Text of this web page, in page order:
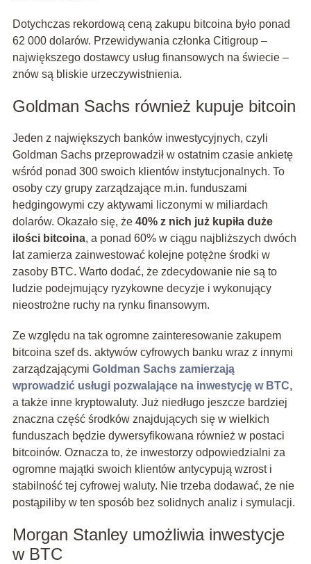
Dotychczas rekordową ceną zakupu bitcoina było ponad
62 000 dolarów. Przewidywania członka Citigroup –
największego dostawcy usług finansowych na świecie –
znów są bliskie urzeczywistnienia.
Goldman Sachs również kupuje bitcoin
Jeden z największych banków inwestycyjnych, czyli
Goldman Sachs przeprowadził w ostatnim czasie ankietę
wśród ponad 300 swoich klientów instytucjonalnych. To
osoby czy grupy zarządzające m.in. funduszami
hedgingowymi czy aktywami liczonymi w miliardach
dolarów. Okazało się, że 40% z nich już kupiła duże
ilości bitcoina, a ponad 60% w ciągu najbliższych dwóch
lat zamierza zainwestować kolejne potężne środki w
zasoby BTC. Warto dodać, że zdecydowanie nie są to
ludzie podejmujący ryzykowne decyzje i wykonujący
nieostrożne ruchy na rynku finansowym.
Ze względu na tak ogromne zainteresowanie zakupem
bitcoina szef ds. aktywów cyfrowych banku wraz z innymi
zarządzającymi Goldman Sachs zamierzają
wprowadzić usługi pozwalające na inwestycję w BTC,
a także inne kryptowaluty. Już niedługo jeszcze bardziej
znaczna część środków znajdujących się w wielkich
funduszach będzie dywersyfikowana również w postaci
bitcoinów. Oznacza to, że inwestorzy odpowiedzialni za
ogromne majątki swoich klientów antycypują wzrost i
stabilność tej cyfrowej waluty. Nie trzeba dodawać, że nie
postąpiliby w ten sposób bez solidnych analiz i symulacji.
Morgan Stanley umożliwia inwestycje
w BTC